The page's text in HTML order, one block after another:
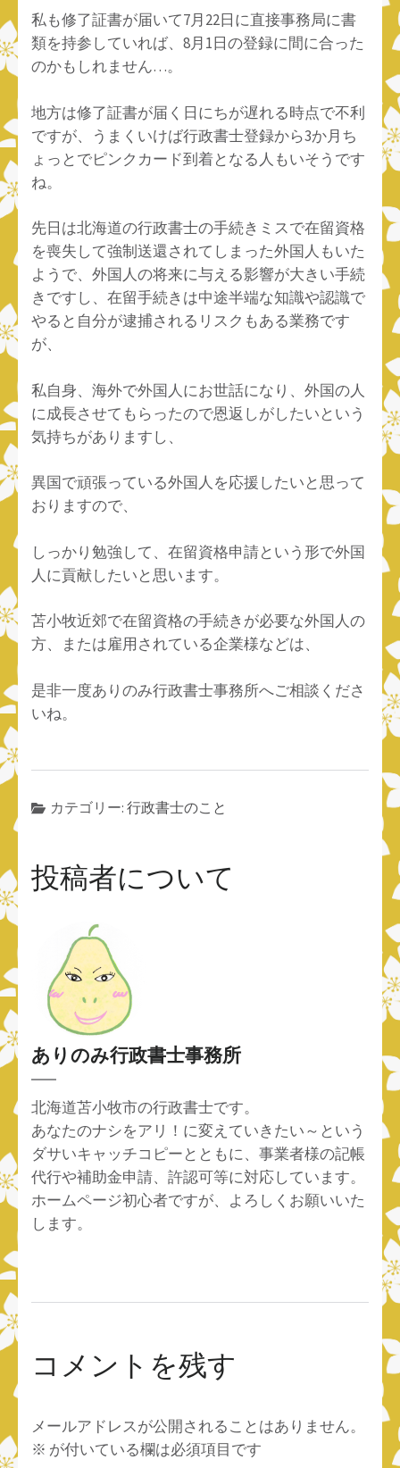
私も修了証書が届いて7月22日に直接事務局に書
類を持参していれば、8月1日の登録に間に合った
のかもしれません…。
地方は修了証書が届く日にちが遅れる時点で不利
ですが、うまくいけば行政書士登録から3か月ち
ょっとでピンクカード到着となる人もいそうです
ね。
先日は北海道の行政書士の手続きミスで在留資格
を喪失して強制送還されてしまった外国人もいた
ようで、外国人の将来に与える影響が大きい手続
きですし、在留手続きは中途半端な知識や認識で
やると自分が逮捕されるリスクもある業務です
が、
私自身、海外で外国人にお世話になり、外国の人
に成長させてもらったので恩返しがしたいという
気持ちがありますし、
異国で頑張っている外国人を応援したいと思って
おりますので、
しっかり勉強して、在留資格申請という形で外国
人に貢献したいと思います。
苫小牧近郊で在留資格の手続きが必要な外国人の
方、または雇用されている企業様などは、
是非一度ありのみ行政書士事務所へご相談くださ
いね。
カテゴリー: 行政書士のこと
投稿者について
ありのみ行政書士事務所
北海道苫小牧市の行政書士です。
あなたのナシをアリ！に変えていきたい～という
ダサいキャッチコピーとともに、事業者様の記帳
代行や補助金申請、許認可等に対応しています。
ホームページ初心者ですが、よろしくお願いいた
します。
コメントを残す
メールアドレスが公開されることはありません。
※ が付いている欄は必須項目です